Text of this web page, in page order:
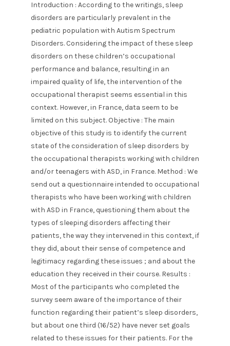
Introduction : According to the writings, sleep
disorders are particularly prevalent in the
pediatric population with Autism Spectrum
Disorders. Considering the impact of these sleep
disorders on these children’s occupational
performance and balance, resulting in an
impaired quality of life, the intervention of the
occupational therapist seems essential in this
context. However, in France, data seem to be
limited on this subject. Objective : The main
objective of this study is to identify the current
state of the consideration of sleep disorders by
the occupational therapists working with children
and/or teenagers with ASD, in France. Method : We
send out a questionnaire intended to occupational
therapists who have been working with children
with ASD in France, questioning them about the
types of sleeping disorders affecting their
patients, the way they intervened in this context, if
they did, about their sense of competence and
legitimacy regarding these issues ; and about the
education they received in their course. Results :
Most of the participants who completed the
survey seem aware of the importance of their
function regarding their patient’s sleep disorders,
but about one third (16/52) have never set goals
related to these issues for their patients. For the